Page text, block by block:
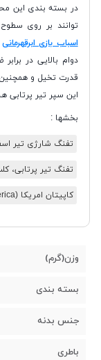
توانند بر روی
اسباب بازی ابرقهرمانی
دوام بالایی در
قدرت تخیل و
این سپر تیر پرتابی
بخشها :
تفنگ شارژی تیر
تفنگ تیر پرتابی،
کاپیتان امریکا (Captain america)
وزن(گرم)
بسته بندی
جنس بدنه
باطری